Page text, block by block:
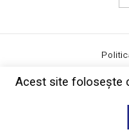
Acest site foloseşte